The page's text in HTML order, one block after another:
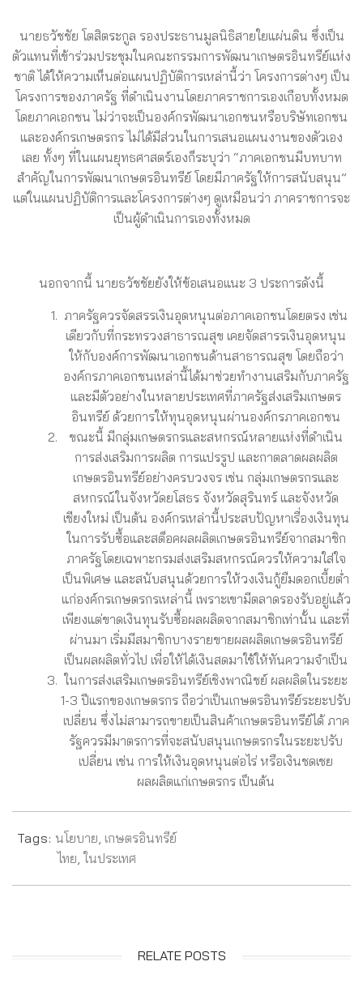
นายธวัชชัย โตสิตระกูล รองประธานมูลนิธิสายใยแผ่นดิน ซึ่งเป็น
ตัวแทนที่เข้าร่วมประชุมในคณะกรรมการพัฒนาเกษตรอินทรีย์แห่ง
ชาติ ได้ให้ความเห็นต่อแผนปฏิบัติการเหล่านี้ว่า โครงการต่างๆ เป็น
โครงการของภาครัฐ ที่ดำเนินงานโดยภาคราชการเองเกือบทั้งหมด
โดยภาคเอกชน ไม่ว่าจะเป็นองค์กรพัฒนาเอกชนหรือบริษัทเอกชน
และองค์กรเกษตรกร ไม่ได้มีส่วนในการเสนอแผนงานของตัวเอง
เลย ทั้งๆ ที่ในแผนยุทธศาสตร์เองก็ระบุว่า “ภาคเอกชนมีบทบาท
สำคัญในการพัฒนาเกษตรอินทรีย์ โดยมีภาครัฐให้การสนับสนุน”
แต่ในแผนปฏิบัติการและโครงการต่างๆ ดูเหมือนว่า ภาคราชการจะ
เป็นผู้ดำเนินการเองทั้งหมด
นอกจากนี้ นายธวัชชัยยังให้ข้อเสนอแนะ 3 ประการดังนี้
ภาครัฐควรจัดสรรเงินอุดหนุนต่อภาคเอกชนโดยตรง เช่น
เดียวกับที่กระทรวงสาธารณสุข เคยจัดสารรเงินอุดหนุน
ให้กับองค์การพัฒนาเอกชนด้านสาธารณสุข โดยถือว่า
องค์กรภาคเอกชนเหล่านี้ได้มาช่วยทำงานเสริมกับภาครัฐ
และมีตัวอย่างในหลายประเทศที่ภาครัฐส่งเสริมเกษตร
อินทรีย์ ด้วยการให้ทุนอุดหนุนผ่านองค์กรภาคเอกชน
ขณะนี้ มีกลุ่มเกษตรกรและสหกรณ์หลายแห่งที่ดำเนิน
การส่งเสริมการผลิต การแปรรูป และกาตลาดผลผลิต
เกษตรอินทรีย์อย่างครบวงจร เช่น กลุ่มเกษตรกรและ
สหกรณ์ในจังหวัดยโสธร จังหวัดสุรินทร์ และจังหวัด
เชียงใหม่ เป็นต้น องค์กรเหล่านี้ประสบปัญหาเรื่องเงินทุน
ในการรับซื้อและสต็อคผลผลิตเกษตรอินทรีย์จากสมาชิก
ภาครัฐโดยเฉพาะกรมส่งเสริมสหกรณ์ควรให้ความใส่ใจ
เป็นพิเศษ และสนับสนุนด้วยการให้วงเงินกู้ยืมดอกเบี้ยต่ำ
แก่องค์กรเกษตรกรเหล่านี้ เพราะเขามีตลาดรองรับอยู่แล้ว
เพียงแต่ขาดเงินทุนรับซื้อผลผลิตจากสมาชิกเท่านั้น และที่
ผ่านมา เริ่มมีสมาชิกบางรายขายผลผลิตเกษตรอินทรีย์
เป็นผลผลิตทั่วไป เพื่อให้ได้เงินสดมาใช้ให้ทันความจำเป็น
ในการส่งเสริมเกษตรอินทรีย์เชิงพาณิชย์ ผลผลิตในระยะ
1-3 ปีแรกของเกษตรกร ถือว่าเป็นเกษตรอินทรีย์ระยะปรับ
เปลี่ยน ซึ่งไม่สามารถขายเป็นสินค้าเกษตรอินทรีย์ได้ ภาค
รัฐควรมีมาตรการที่จะสนับสนุนเกษตรกรในระยะปรับ
เปลี่ยน เช่น การให้เงินอุดหนุนต่อไร่ หรือเงินชดเชย
ผลผลิตแก่เกษตรกร เป็นต้น
Tags: นโยบาย เกษตรอินทรีย์
ไทย ในประเทศ
RELATE POSTS